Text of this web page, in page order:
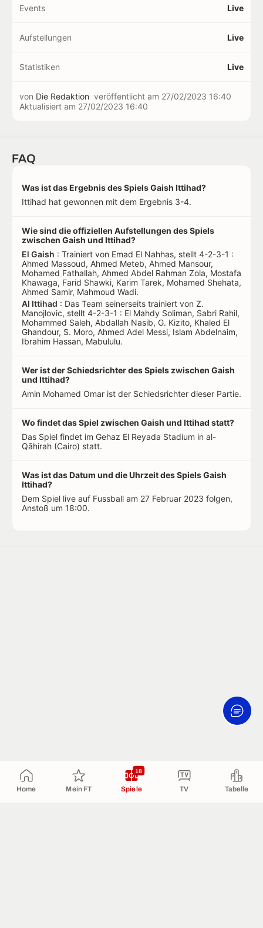
Home Mein FT Spiele
18
TV Tabelle
Events Live
Aufstellungen Live
Statistiken Live
von Die Redaktion veröffentlicht am 27/02/2023 16:40
Aktualisiert am 27/02/2023 16:40
FAQ
Was ist das Ergebnis des Spiels Gaish Ittihad?
Ittihad hat gewonnen mit dem Ergebnis 3-4.
Wie sind die offiziellen Aufstellungen des Spiels
zwischen Gaish und Ittihad?
El Gaish : Trainiert von Emad El Nahhas, stellt 4-2-3-1 :
Ahmed Massoud, Ahmed Meteb, Ahmed Mansour,
Mohamed Fathallah, Ahmed Abdel Rahman Zola, Mostafa
Khawaga, Farid Shawki, Karim Tarek, Mohamed Shehata,
Ahmed Samir, Mahmoud Wadi.
Al Ittihad : Das Team seinerseits trainiert von Z.
Manojlovic, stellt 4-2-3-1 : El Mahdy Soliman, Sabri Rahil,
Mohammed Saleh, Abdallah Nasib, G. Kizito, Khaled El
Ghandour, S. Moro, Ahmed Adel Messi, Islam Abdelnaim,
Ibrahim Hassan, Mabululu.
Wer ist der Schiedsrichter des Spiels zwischen Gaish
und Ittihad?
Amin Mohamed Omar ist der Schiedsrichter dieser Partie.
Wo findet das Spiel zwischen Gaish und Ittihad statt?
Das Spiel findet im Gehaz El Reyada Stadium in al-
Qāhirah (Cairo) statt.
Was ist das Datum und die Uhrzeit des Spiels Gaish
Ittihad?
Dem Spiel live auf Fussball am 27 Februar 2023 folgen,
Anstoß um 18:00.